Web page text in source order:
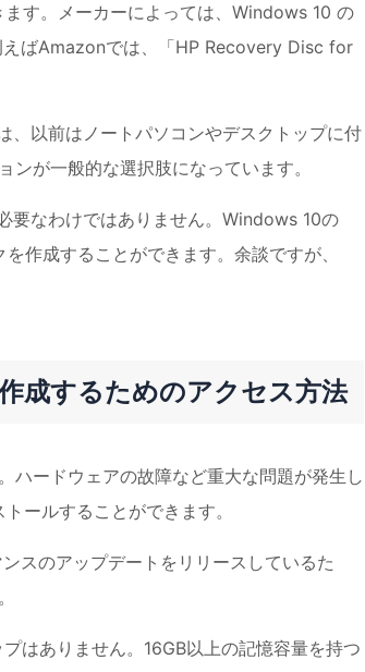
す。メーカーによっては、Windows 10 の
えばAmazonでは、「HP Recovery Disc for
以前はノートパソコンやデスクトップに付
が一般的な選択肢になっています。
要なわけではありません。Windows 10の
作成することができます。余談ですが、
成するためのアクセス方法
ハードウェアの故障など重大な問題が発生し
ールすることができます。
スのアップデートをリリースしているた
はありません。16GB以上の記憶容量を持つ